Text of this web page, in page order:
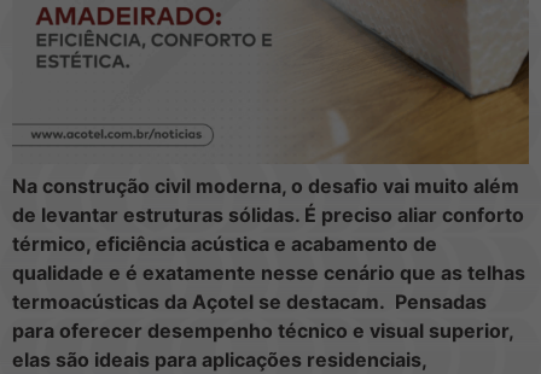
Na construção civil moderna, o desafio vai muito além
de levantar estruturas sólidas. É preciso aliar conforto
térmico, eficiência acústica e acabamento de
qualidade e é exatamente nesse cenário que as telhas
termoacústicas da Açotel se destacam. Pensadas
para oferecer desempenho técnico e visual superior,
elas são ideais para aplicações residenciais,